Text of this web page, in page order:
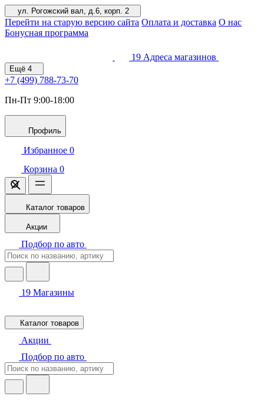
ул. Рогожский вал, д.6, корп. 2
Перейти на старую версию сайта Оплата и доставка О нас
Бонусная программа
19 Адреса магазинов
Ещё 4
+7 (499) 788-73-70
Пн-Пт 9:00-18:00
Профиль
Избранное 0
Корзина 0
Каталог товаров
Акции
Подбор по авто
19 Магазины
Каталог товаров
Акции
Подбор по авто